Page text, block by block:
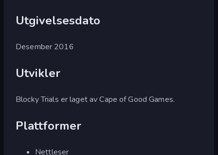
Utgivelsesdato
Desember 2016
Utvikler
Blocky Trials er laget av Cape of Good Games.
Plattformer
Nettleser